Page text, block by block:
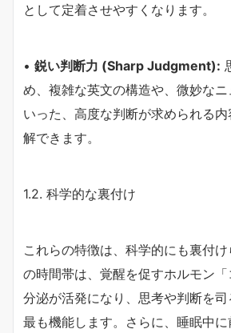
として定着させやすくなります。
• 鋭い判断力 (Sharp Judgment):
め、複雑な英文の構造や、微妙な
いった、高度な判断が求められる
解できます。
1.2. 科学的な裏付け
これらの特徴は、科学的にも裏付
の時間帯は、覚醒を促すホルモン
分泌が活発になり、思考や判断を
最も機能します。さらに、睡眠中